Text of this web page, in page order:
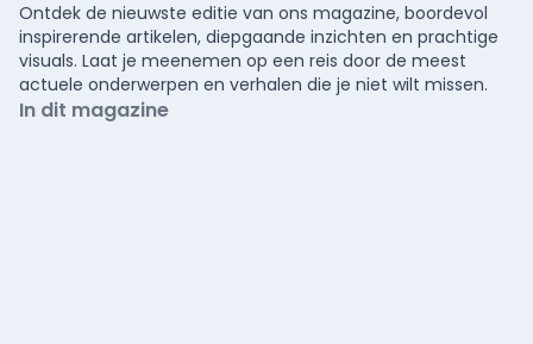
Ontdek de nieuwste editie van ons magazine, boordevol
inspirerende artikelen, diepgaande inzichten en prachtige
visuals. Laat je meenemen op een reis door de meest
actuele onderwerpen en verhalen die je niet wilt missen.
In dit magazine